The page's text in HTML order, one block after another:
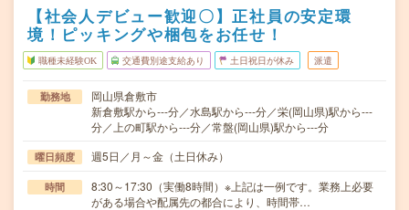
【社会人デビュー歓迎〇】正社員の安定環
境！ピッキングや梱包をお任せ！
職種未経験OK 交通費別途支給あり 土日祝日が休み 派遣
勤務地
岡山県倉敷市
新倉敷駅から---分／水島駅から---分／栄(岡山県)駅から---
分／上の町駅から---分／常盤(岡山県)駅から---分
曜日頻度 週5日／月～金（土日休み）
時間
8:30～17:30（実働8時間）※上記は一例です。業務上必要
がある場合や配属先の都合により、時間帯…